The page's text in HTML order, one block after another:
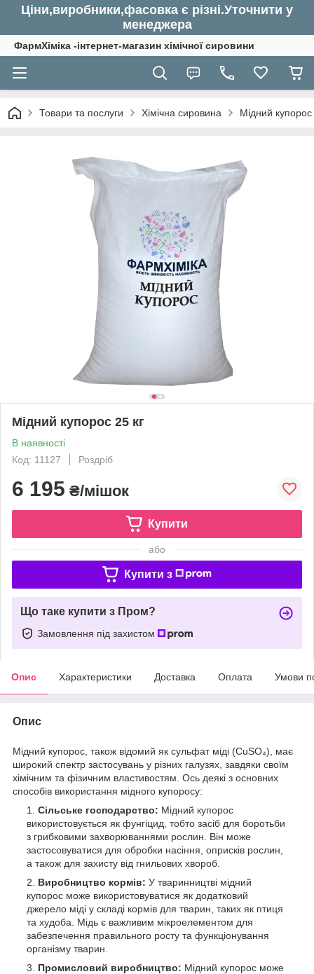
Ціни,виробники,фасовка є різні.Уточнити у
менеджера
ФармХіміка -інтернет-магазин хімічної сировини
Товари та послуги Хімічна сировина Мідний купорос
Мідний купорос 25 кг
В наявності
Код: 11127
Роздріб
6 195 ₴/мішок
Купити
або
Купити з
Що таке купити з Пром?
Замовлення під захистом
Опис Характеристики Доставка Оплата Умови
Опис
Мідний купорос, також відомий як сульфат міді (CuSO₄), має
широкий спектр застосувань у різних галузях, завдяки своїм
хімічним та фізичним властивостям. Ось деякі з основних
способів використання мідного купоросу:
Сільське господарство: Мідний купорос
використовується як фунгіцид, тобто засіб для боротьби
з грибковими захворюваннями рослин. Він може
застосовуватися для обробки насіння, оприсків рослин,
а також для захисту від гнильових хвороб.
Виробництво кормів: У тваринництві мідний
купорос може використовуватися як додатковий
джерело міді у складі кормів для тварин, таких як птиця
та худоба. Мідь є важливим мікроелементом для
забезпечення правильного росту та функціонування
організму тварин.
Промисловий виробництво: Мідний купорос може